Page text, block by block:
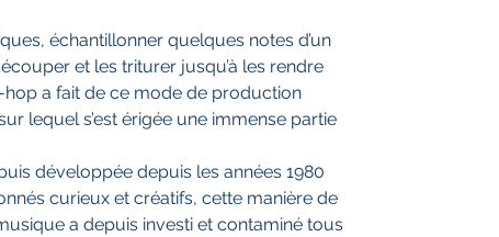
échantillonner quelques notes d’un
et les triturer jusqu’à les rendre
hop a fait de ce mode de production
lequel s’est érigée une immense partie
développée depuis les années 1980
curieux et créatifs, cette manière de
a depuis investi et contaminé tous